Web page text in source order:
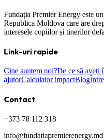
Fundația Premier Energy este
Republica Moldova care are
interesele copiilor și tinerilor
Link-uri rapide
Cine suntem noi?De ce să aveți
ajutorCalculator impactBlog
Contact
+373 78 112 318
info@fundatiapremierenergy.md